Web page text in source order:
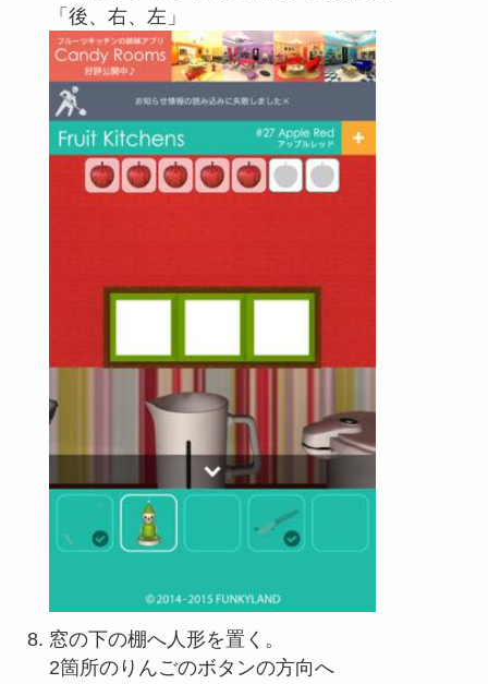
「後、右、左」
窓の下の棚へ人形を置く。
2箇所のりんごのボタンの方向へ